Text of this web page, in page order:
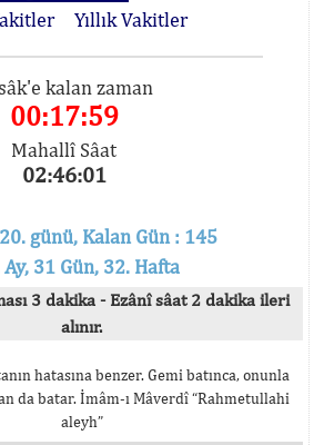
Yıllık Vakitler
kalan zaman
00:17:59
Mahallî Sâat
02:46:01
günü, Kalan Gün : 145
Ay, 31 Gün, 32. Hafta
3 dakika - Ezânî sâat 2 dakika ileri
alınır.
hatasına benzer. Gemi batınca, onunla
da batar. İmâm-ı Mâverdî “Rahmetullahi
aleyh”